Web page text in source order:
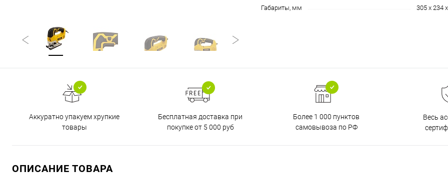
Габариты, мм
305 x 234
Аккуратно упакуем хрупкие
товары
Бесплатная доставка при
покупке от 5 000 руб
Более 1 000 пунктов
самовывоза по РФ
Весь
ОПИСАНИЕ ТОВАРА